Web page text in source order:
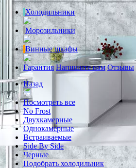
Холодильники
Морозильники
Винные шкафы
Гарантия Напишите нам Отзывы
Назад
Посмотреть все
No Frost
Двухкамерные
Однокамерные
Встраиваемые
Side By Side
Черные
Подобрать холодильник